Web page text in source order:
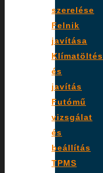
szerelése
Felnik
javítása
Klímatöltés
és
javítás
Futómű
vizsgálat
és
beállítás
TPMS